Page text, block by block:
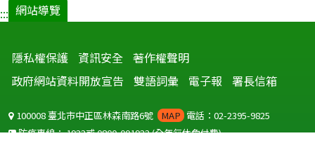
::: 網站導覽
隱私權保護 資訊安全 著作權聲明
政府網站資料開放宣告
雙語詞彙 電子報 署長信箱
100008 臺北市中正區林森南路6號 MAP 電話：02-2395-9825
防疫專線：1922或0800-001922(全年無休免付費)